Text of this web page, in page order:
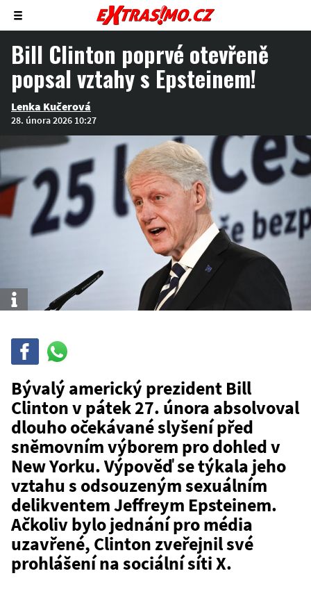
Zobrazit/skrýt
menu
Bill Clinton poprvé otevřeně
popsal vztahy s Epsteinem!
Lenka Kučerová
28. února 2026 10:27
Info
Sdílej
WhatsAppu
Bývalý americký prezident Bill
Clinton v pátek 27. února absolvoval
dlouho očekávané slyšení před
sněmovním výborem pro dohled v
New Yorku. Výpověď se týkala jeho
vztahu s odsouzeným sexuálním
delikventem Jeffreym Epsteinem.
Ačkoliv bylo jednání pro média
uzavřené, Clinton zveřejnil své
prohlášení na sociální síti X.